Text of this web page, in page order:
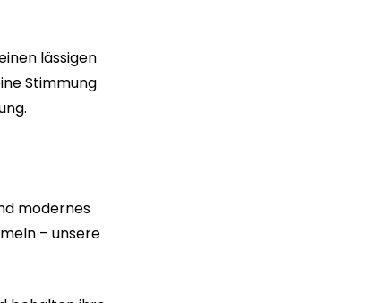
lässigen
Stimmung
modernes
– unsere